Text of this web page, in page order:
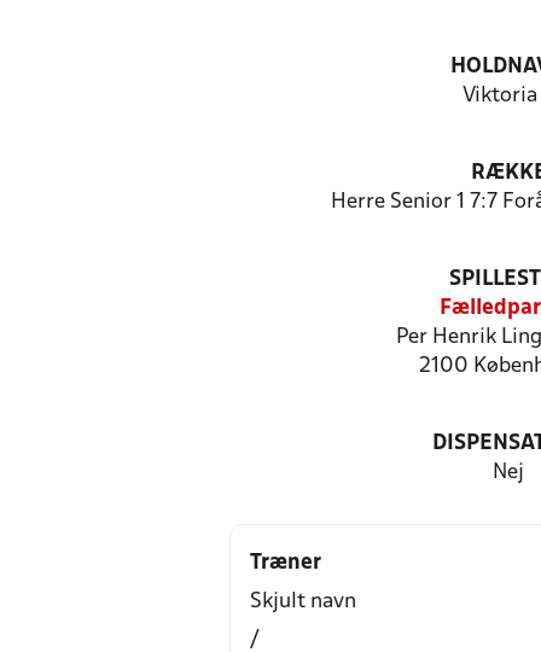
Viktoria
Herre Senior 1 7:7
Per Henrik
2100
Nej
Træner
Skjult navn
/